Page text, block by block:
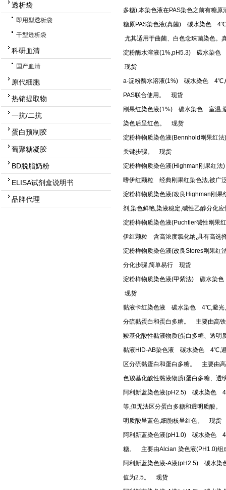
透析袋
即用型透析袋
干型透析袋
科研血清
国产血清
原代细胞
热销提取物
一抗/二抗
蛋白预制胶
葡聚糖凝胶
BD脱脂奶粉
ELISA试剂盒说明书
品牌代理
多糖),本染色液在PAS染色之前有糖
糖原PAS染色液(真菌) 碳水染色
尤其适用于曲菌、白色念珠菌染色
淀粉酶水溶液(1%,pH5.3) 碳水染色
现货
a-淀粉酶水溶液(1%) 碳水染色
PAS联合使用。 现货
刚果红染色液(1%) 碳水染色 室温,
染色后呈红色。 现货
淀粉样物质染色液(Bennhold刚果
关键步骤。 现货
淀粉样物质染色液(Highman刚果红
嗜伊红颗粒 经典刚果红染色法,被广
淀粉样物质染色液(改良Highman刚
剂,染色鲜艳,染液稳定,碱性乙醇分化
淀粉样物质染色液(Puchtler碱性刚
伊红颗粒 含高浓度氯化纳,具有高选
淀粉样物质染色液(改良Stores刚果
分化步骤,简单易行 现货
淀粉样物质染色液(甲紫法) 碳水染
现货
黏液卡红染色液 碳水染色 4℃,避光
分硫黏蛋白和蛋白多糖。 主要由高
羧基化酸性黏液物质(蛋白多糖、透
黏液HID-AB染色液 碳水染色 4℃,避
区分硫黏蛋白和蛋白多糖。 主要由
色羧基化酸性黏液物质(蛋白多糖、
阿利新蓝染色液(pH2.5) 碳水染色
等,但无法区分蛋白多糖和透明质酸
明质酸呈蓝色,细胞核呈红色。 现货
阿利新蓝染色液(pH1.0) 碳水染色
糖。 主要由Alcian 染色液(PH1.0)组
阿利新蓝染色液-A液(pH2.5) 碳水
值为2.5。 现货